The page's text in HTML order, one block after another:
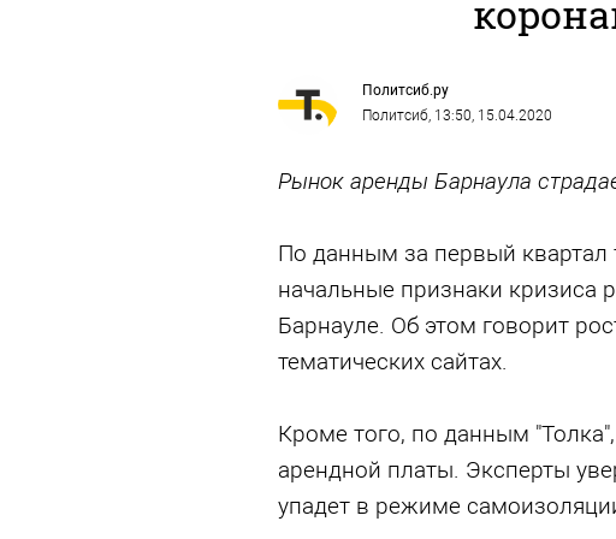
Политсиб.ру
Политсиб, 13:50, 15.04.2020
Рынок аренды Барнаула
По данным за первый квартал
начальные признаки кризиса
Барнауле. Об этом говорит
тематических сайтах.
Кроме того, по данным
арендной платы. Эксперты
упадет в режиме